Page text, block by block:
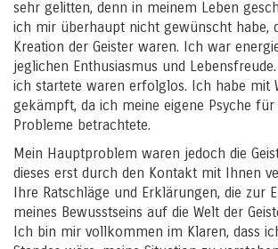
sehr gelitten, denn in meinem Leben
ich mir überhaupt nicht gewünscht habe,
Kreation der Geister waren. Ich war
jeglichen Enthusiasmus und
ich startete waren erfolglos. Ich habe mit
gekämpft, da ich meine eigene Psyche
Probleme betrachtete.
Mein Hauptproblem waren jedoch die
dieses erst durch den Kontakt mit Ihnen
Ihre Ratschläge und Erklärungen, die zur
meines Bewusstseins auf die Welt der
Ich bin mir vollkommen im Klaren, dass